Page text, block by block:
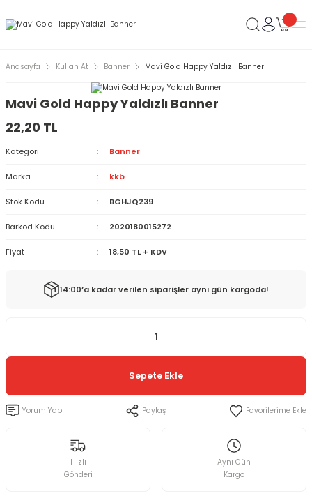
Anasayfa Kullan At Banner Mavi Gold Happy Yaldızlı Banner
Mavi Gold Happy Yaldızlı Banner
22,20 TL
Kategori Banner
Marka kkb
Stok Kodu BGHJQ239
Barkod Kodu 2020180015272
Fiyat 18,50 TL + KDV
14:00’a kadar verilen siparişler aynı gün kargoda!
Sepete Ekle
Yorum Yap Paylaş
Hızlı
Gönderi
Aynı Gün
Kargo